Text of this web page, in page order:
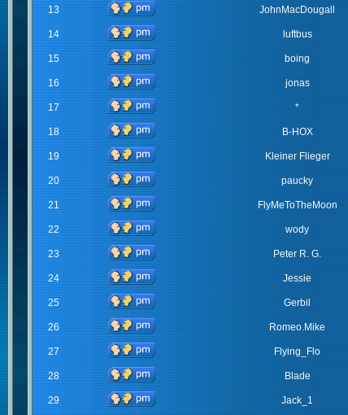
13 JohnMacDougall
14 luftbus
15 boing
16 jonas
17 *
18 B-HOX
19 Kleiner Flieger
20 paucky
21 FlyMeToTheMoon
22 wody
23 Peter R. G.
24 Jessie
25 Gerbil
26 Romeo.Mike
27 Flying_Flo
28 Blade
29 Jack_1